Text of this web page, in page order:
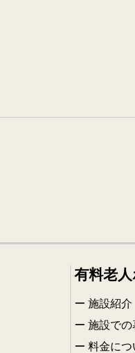
有料老
施設紹介
施設での
料金につ